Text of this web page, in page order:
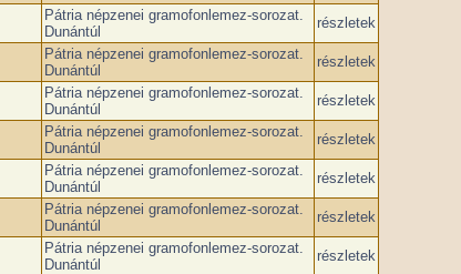
Pátria népzenei gramofonlemez-sorozat.
Dunántúl
részletek
Pátria népzenei gramofonlemez-sorozat.
Dunántúl
részletek
Pátria népzenei gramofonlemez-sorozat.
Dunántúl
részletek
Pátria népzenei gramofonlemez-sorozat.
Dunántúl
részletek
Pátria népzenei gramofonlemez-sorozat.
Dunántúl
részletek
Pátria népzenei gramofonlemez-sorozat.
Dunántúl
részletek
Pátria népzenei gramofonlemez-sorozat.
Dunántúl
részletek